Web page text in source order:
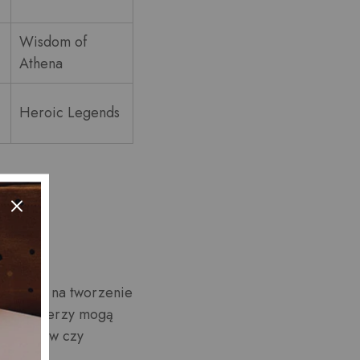
Wisdom of
Athena
Heroic Legends
na tworzenie
mogą
czy